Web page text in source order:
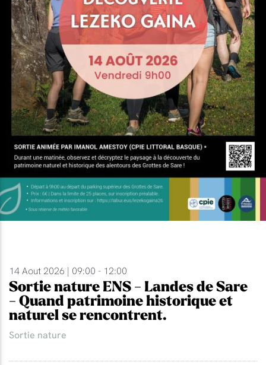
14 Aout 2026 | 09:00 - 12:00
Sortie nature ENS - Landes de Sare
- Quand patrimoine historique et
naturel se rencontrent.
Sortie nature